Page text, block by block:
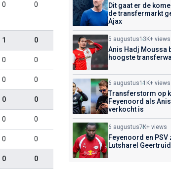
0 0
1 0
0 0
0 0
0 0
0 0
0 0
0 0
Dit gaat er de
de transfermarkt
Ajax
5 augustus13K+ views
Anis Hadj Moussa
hoogste
6 augustus11K+ views
Transferstorm op
Feyenoord als
verkocht is
6 augustus7K+ views
Feyenoord en PSV
Lutsharel